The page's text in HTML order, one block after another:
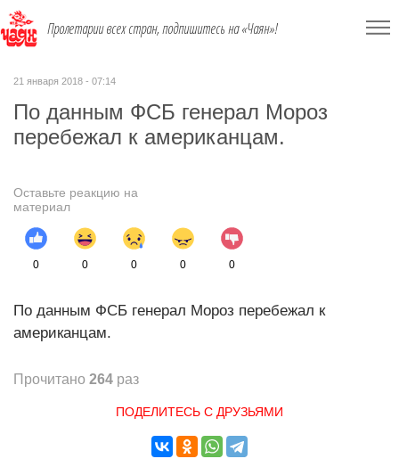
Пролетарии всех стран, подпишитесь на «Чаян»!
21 января 2018 - 07:14
По данным ФСБ генерал Мороз
перебежал к американцам.
Оставьте реакцию на
материал
0 0 0 0 0
По данным ФСБ генерал Мороз перебежал к
американцам.
Прочитано 264 раз
ПОДЕЛИТЕСЬ С ДРУЗЬЯМИ